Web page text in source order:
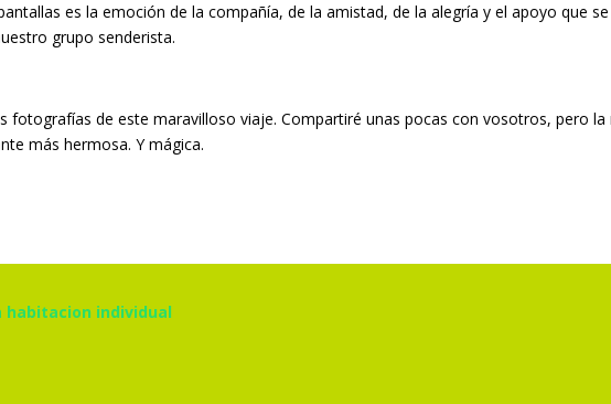
es la emoción de la compañía, de la amistad, de la alegría y el apoyo que se
grupo senderista.
fotografías de este maravilloso viaje. Compartiré unas pocas con vosotros, pero la
más hermosa. Y mágica.
habitacion individual